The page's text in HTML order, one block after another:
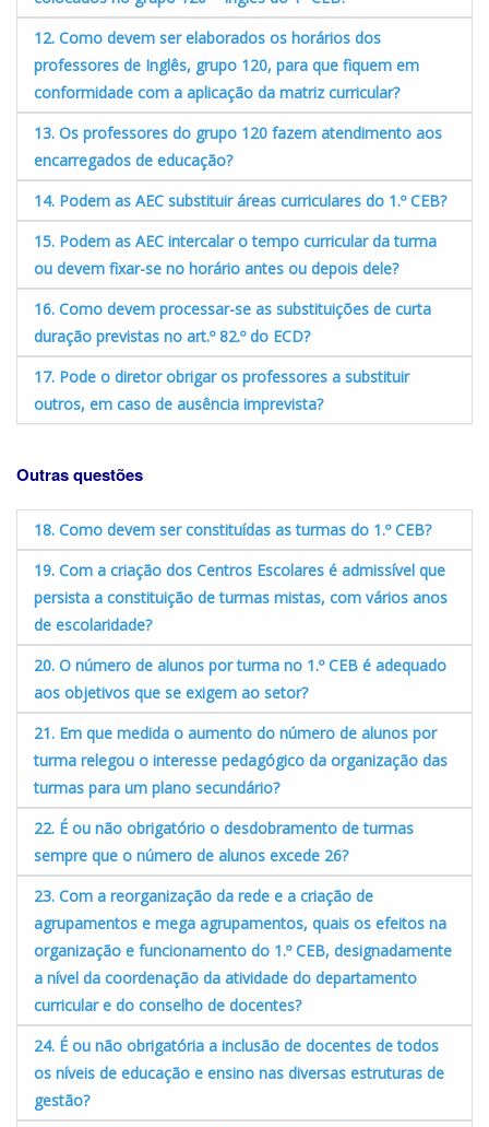
12. Como devem ser elaborados os horários dos
professores de Inglês, grupo 120, para que fiquem em
conformidade com a aplicação da matriz curricular?
13. Os professores do grupo 120 fazem atendimento aos
encarregados de educação?
14. Podem as AEC substituir áreas curriculares do 1.º CEB?
15. Podem as AEC intercalar o tempo curricular da turma
ou devem fixar-se no horário antes ou depois dele?
16. Como devem processar-se as substituições de curta
duração previstas no art.º 82.º do ECD?
17. Pode o diretor obrigar os professores a substituir
outros, em caso de ausência imprevista?
Outras questões
18. Como devem ser constituídas as turmas do 1.º CEB?
19. Com a criação dos Centros Escolares é admissível que
persista a constituição de turmas mistas, com vários anos
de escolaridade?
20. O número de alunos por turma no 1.º CEB é adequado
aos objetivos que se exigem ao setor?
21. Em que medida o aumento do número de alunos por
turma relegou o interesse pedagógico da organização das
turmas para um plano secundário?
22. É ou não obrigatório o desdobramento de turmas
sempre que o número de alunos excede 26?
23. Com a reorganização da rede e a criação de
agrupamentos e mega agrupamentos, quais os efeitos na
organização e funcionamento do 1.º CEB, designadamente
a nível da coordenação da atividade do departamento
curricular e do conselho de docentes?
24. É ou não obrigatória a inclusão de docentes de todos
os níveis de educação e ensino nas diversas estruturas de
gestão?